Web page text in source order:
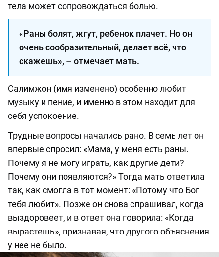
тела может сопровождаться болью.
«Раны болят, жгут, ребенок плачет. Но он
очень сообразительный, делает всё, что
скажешь», – отмечает мать.
Салимжон (имя изменено) особенно любит
музыку и пение, и именно в этом находит для
себя успокоение.
Трудные вопросы начались рано. В семь лет он
впервые спросил: «Мама, у меня есть раны.
Почему я не могу играть, как другие дети?
Почему они появляются?» Тогда мать ответила
так, как смогла в тот момент: «Потому что Бог
тебя любит». Позже он снова спрашивал, когда
выздоровеет, и в ответ она говорила: «Когда
вырастешь», признавая, что другого объяснения
у нее не было.